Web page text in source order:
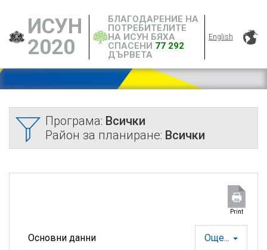
ИСУН
2020
БЛАГОДАРЕНИЕ НА
ПОТРЕБИТЕЛИТЕ
НА ИСУН БЯХА
СПАСЕНИ 77 292
ДЪРВЕТА
English
Програма: Всички
Район за планиране: Всички
Print
Още...
Основни данни